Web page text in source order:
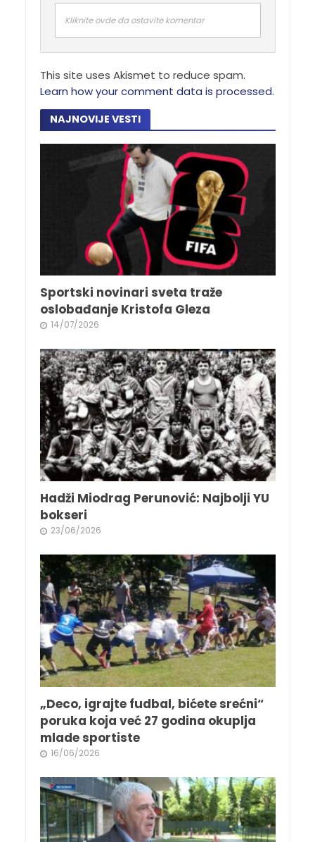
Kliknite ovde da ostavite komentar
This site uses Akismet to reduce spam.
Learn how your comment data is processed.
NAJNOVIJE VESTI
Sportski novinari sveta traže
oslobađanje Kristofa Gleza
14/07/2026
Hadži Miodrag Perunović: Najbolji YU
bokseri
23/06/2026
„Deco, igrajte fudbal, bićete srećni“
poruka koja već 27 godina okuplja
mlade sportiste
16/06/2026